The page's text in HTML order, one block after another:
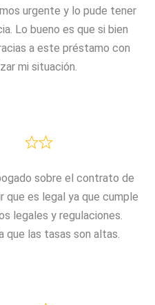
urgente y lo pude tener
Lo bueno es que si bien
a este préstamo con
mi situación.
sobre el contrato de
que es legal ya que cumple
legales y regulaciones.
que las tasas son altas.